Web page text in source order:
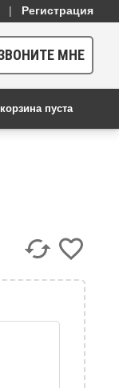
| Регистрация
МНЕ
пуста